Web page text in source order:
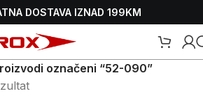
DOSTAVA IZNAD 199KM
označeni “52-090”